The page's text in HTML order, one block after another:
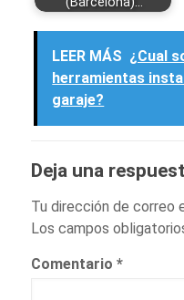
LEER MÁS ¿Cual
herramientas
garaje?
Deja una
Tu dirección de correo
Los campos
Comentario *